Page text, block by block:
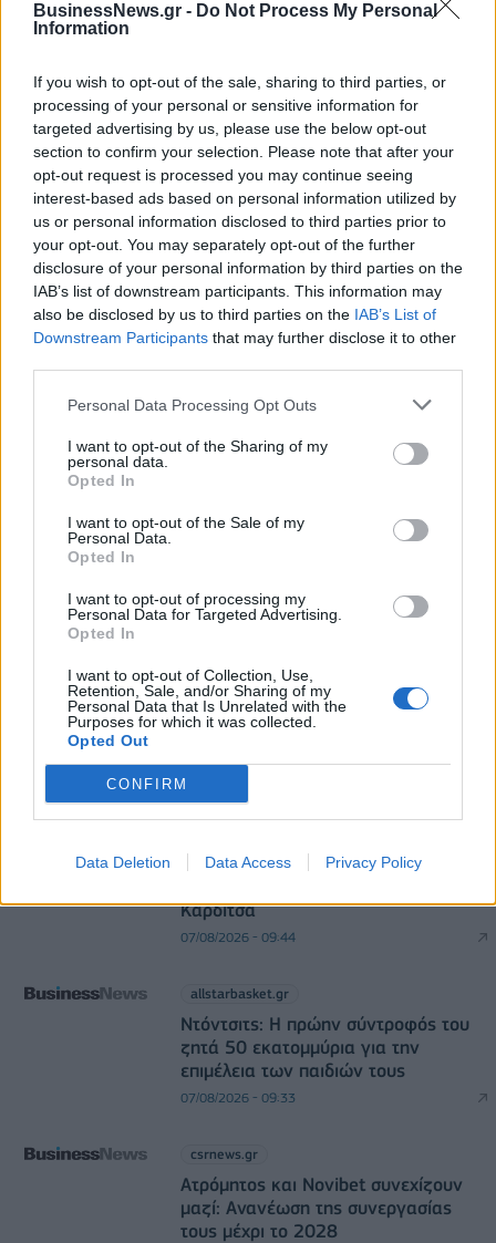
BusinessNews.gr - Do Not Process My Personal
Information
If you wish to opt-out of the sale, sharing to third parties, or
processing of your personal or sensitive information for
targeted advertising by us, please use the below opt-out
section to confirm your selection. Please note that after your
opt-out request is processed you may continue seeing
interest-based ads based on personal information utilized by
us or personal information disclosed to third parties prior to
your opt-out. You may separately opt-out of the further
disclosure of your personal information by third parties on the
IAB’s list of downstream participants. This information may
also be disclosed by us to third parties on the IAB’s List of
Downstream Participants that may further disclose it to other
Personal Data Processing Opt Outs
I want to opt-out of the Sharing of my
personal data.
Opted In
I want to opt-out of the Sale of my
Personal Data.
Opted In
I want to opt-out of processing my
Personal Data for Targeted Advertising.
Opted In
I want to opt-out of Collection, Use,
Retention, Sale, and/or Sharing of my
Personal Data that Is Unrelated with the
Purposes for which it was collected.
Opted Out
CONFIRM
Data Deletion Data Access Privacy Policy
ΔΗΜΟΦΙΛΗ
18η συνεχόμενη χρονιά για τον ΟΤΕ στη διεθνή
σειρά δεικτών FTSE4Good
06/08/2026 - 14:40 ESG
Χρηματιστήριο: Πτώση κατά 0,59%, στα 320,42
εκατ. ευρώ ο τζίρος
Eurobank: Εξελίξεις και προοπτικές στις αγορές
πετρελαίου και φυσικού αερίου στην Ευρώπη
06/08/2026 - 16:20 ΕΝΕΡΓΕΙΑ
Aegean: Νέο ιστορικό ρεκόρ με πάνω από 2 εκατ.
επιβάτες τον Ιούλιο
06/08/2026 - 14:00 ΤΟΥΡΙΣΜΟΣ
ΥΠΑΑΤ: Αποζημιώσεις 38,1 εκατ. ευρώ σε
κτηνοτρόφους για ευλογιά, πανώλη και αφθώδη
πυρετό
allstarbasket.gr
Καρδίτσα
07/08/2026 - 09:44
allstarbasket.gr
Ντόντσιτς: Η πρώην σύντροφός του
ζητά 50 εκατομμύρια για την
επιμέλεια των παιδιών τους
07/08/2026 - 09:33
csrnews.gr
Ατρόμητος και Novibet συνεχίζουν
μαζί: Ανανέωση της συνεργασίας
τους μέχρι το 2028